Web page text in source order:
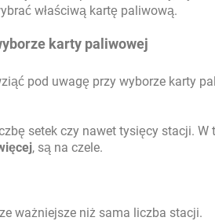
właściwą kartę paliwową.
karty paliwowej
pod uwagę przy wyborze karty
setek czy nawet tysięcy stacji. W
, są na czele.
ważniejsze niż sama liczba stacji.